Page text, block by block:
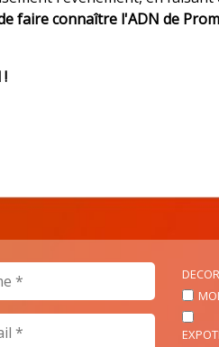
faire connaître l'ADN de